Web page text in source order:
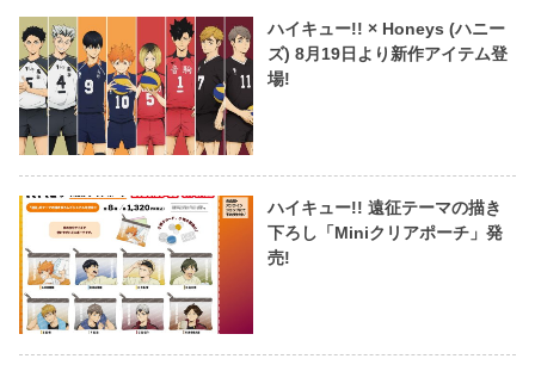
ハイキュー!! × Honeys (ハニー
ズ) 8月19日より新作アイテム登
場!
ハイキュー!! 遠征テーマの描き
下ろし「Miniクリアポーチ」発
売!